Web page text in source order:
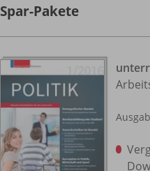
Spar-Pakete